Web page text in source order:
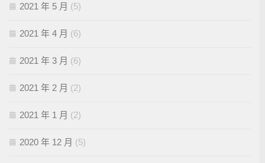
2021 年 5 月 (5)
2021 年 4 月 (6)
2021 年 3 月 (6)
2021 年 2 月 (2)
2021 年 1 月 (2)
2020 年 12 月 (5)